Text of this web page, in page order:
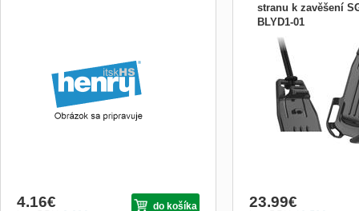
4.16€ do košíka
stranu k zavěšení
BLYD1-01
datový terminál Zebra
pověšení na krk či jinou
těla, snímání v
poloze, odkryté kontakty
terminálu i s nasazeným
barva.
23.99€